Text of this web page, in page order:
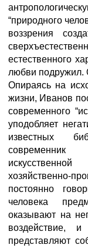
“природного
воззрения
естественного
любви подружил.
Опираясь на
жизни, Иванов
современного
уподобляет
известных
современник
хозяйственно-
постоянно
человека
оказывают на
воздействие,
представляют